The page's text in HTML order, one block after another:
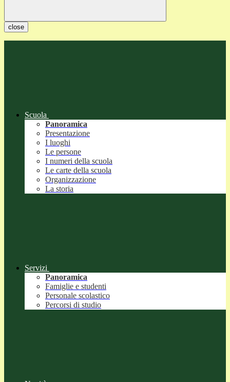
close
Scuola
Panoramica
Presentazione
I luoghi
Le persone
I numeri della scuola
Le carte della scuola
Organizzazione
La storia
Servizi
Panoramica
Famiglie e studenti
Personale scolastico
Percorsi di studio